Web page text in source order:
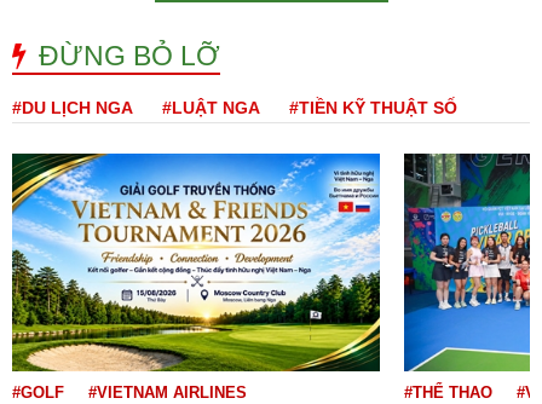
ĐỪNG BỎ LỠ
#DU LỊCH NGA #LUẬT NGA #TIỀN KỸ THUẬT SỐ
#GOLF
#VIETNAM AIRLINES
#THỂ THAO